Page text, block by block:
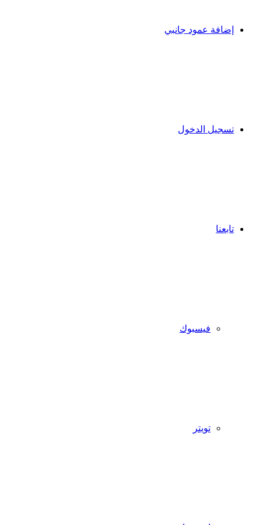
إضافة عمود جانبي
تسجيل الدخول
تابعنا
فيسبوك
تويتر